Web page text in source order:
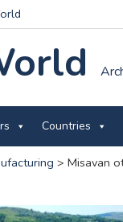
Countries
> Misavan